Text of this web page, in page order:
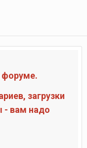
форуме.
загрузки
- вам надо